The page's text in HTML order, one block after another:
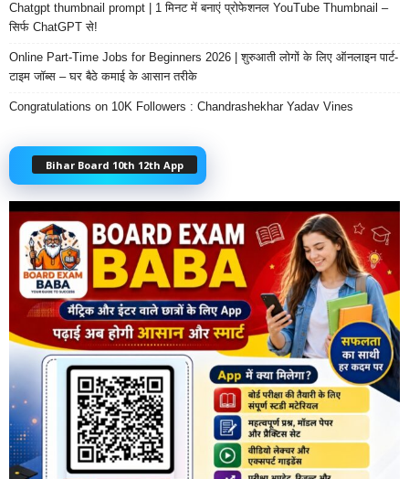
Chatgpt thumbnail prompt | 1 मिनट में बनाएं प्रोफेशनल YouTube Thumbnail –
सिर्फ ChatGPT से!
Online Part-Time Jobs for Beginners 2026 | शुरुआती लोगों के लिए ऑनलाइन पार्ट-
टाइम जॉब्स – घर बैठे कमाई के आसान तरीके
Congratulations on 10K Followers : Chandrashekhar Yadav Vines
Bihar Board 10th 12th App